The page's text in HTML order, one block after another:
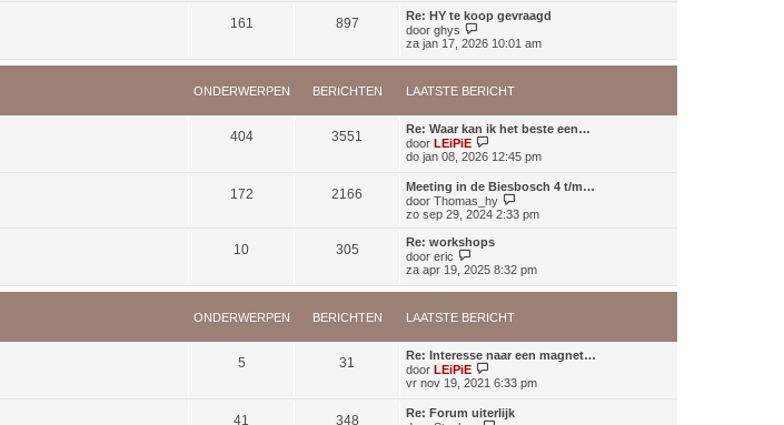
c
t
b
r
i
h
t
k
a
a
s
e
b
r
c
h
t
161 897
Re: HY te koop gevraagd
door ghys
e
i
k
a
t
s
e
b
e
i
h
za jan 17, 2026 10:01 am
ONDERWERPEN BERICHTEN LAATSTE BERICHT
404 3551
Re: Waar kan ik het beste een…
door LEiPiE
e
i
j
k
l
a
s
t
b
r
i
h
do jan 08, 2026 12:45 pm
172 2166
Meeting in de Biesbosch 4 t/m…
door Thomas_hy
e
k
k
a
t
e
e
zo sep 29, 2024 2:33 pm
10 305
Re: workshops
door eric
e
i
k
a
s
e
za apr 19, 2025 8:32 pm
ONDERWERPEN BERICHTEN LAATSTE BERICHT
5 31
Re: Interesse naar een magnet…
door LEiPiE
e
j
vr nov 19, 2021 6:33 pm
41 348
Re: Forum uiterlijk